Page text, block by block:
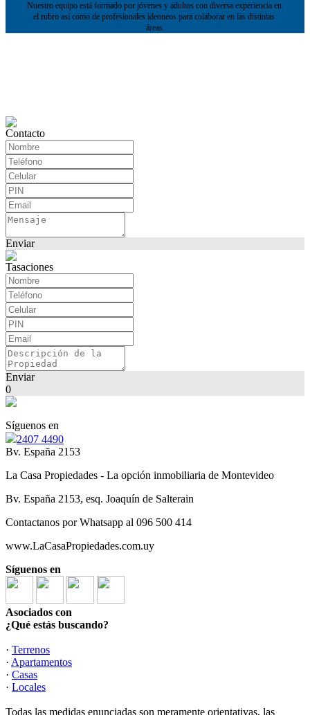
Nuestro equipo está formado por jóvenes y adultos con diversa experiencia en
el rubro así como de profesionales ideoneos para colaborar en las distintas
áreas.
Contacto
Enviar
Tasaciones
Enviar
0
Síguenos en
2407 4490
Bv. España 2153
La Casa Propiedades - La opción inmobiliaria de Montevideo
Bv. España 2153, esq. Joaquín de Salterain
Contactanos por Whatsapp al 096 500 414
www.LaCasaPropiedades.com.uy
Síguenos en
Asociados con
¿Qué estás buscando?
· Terrenos
· Apartamentos
· Casas
· Locales
Todas las medidas enunciadas son meramente orientativas, las